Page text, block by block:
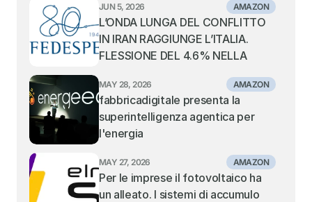
JUN 5, 2026 AMAZON
L’ONDA LUNGA DEL CONFLITTO
IN IRAN RAGGIUNGE L’ITALIA.
FLESSIONE DEL 4.6% NELLA
CONTAINER NEI PORTI ITALIANI.
TIENE IL TRANSHIPMENT, IN
SOFFERENZA I PORTI GATEWAY
DEL MEDITERRANEO CENTRALE
E ORIENTALE
MAY 28, 2026 AMAZON
fabbricadigitale presenta la
superintelligenza agentica per
l'energia
MAY 27, 2026 AMAZON
Per le imprese il fotovoltaico ha
un alleato. I sistemi di accumulo